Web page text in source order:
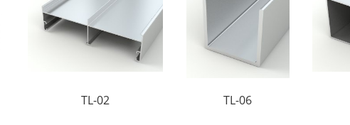
TL-02 TL-06